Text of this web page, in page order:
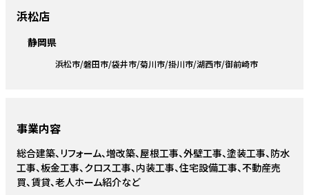
浜松店
静岡県
浜松市 磐田市 袋井市 菊川市 掛川市 湖西市 御前崎市
事業内容
総合建築、リフォーム、増改築、屋根工事、外壁工事、塗装工事、防水
工事、板金工事、クロス工事、内装工事、住宅設備工事、不動産売
買、賃貸、老人ホーム紹介など